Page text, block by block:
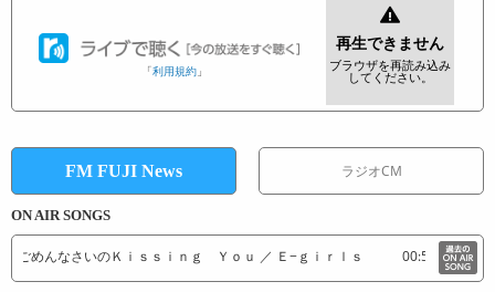
n
「利用規約 」
FM FUJI News ラジオCM
ON AIR SONGS
めんなさいのＫｉｓｓｉｎｇ Ｙｏｕ ／ Ｅ−ｇｉｒｌｓ 00:50 Ｐｒｏｇ